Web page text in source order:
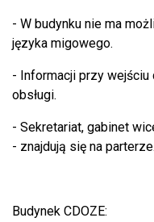
- W budynku nie ma
języka migowego.
- Informacji przy wejściu
obsługi.
- Sekretariat, gabinet
- znajdują się na parterze.
Budynek CDOZE: